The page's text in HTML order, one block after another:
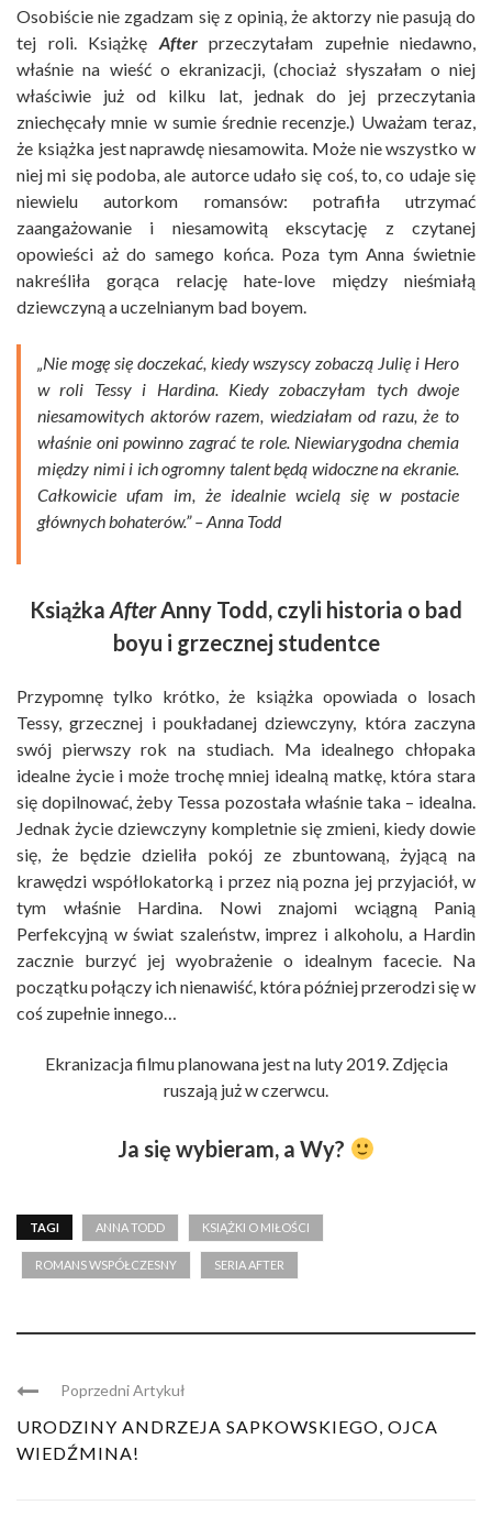
Osobiście nie zgadzam się z opinią, że aktorzy nie pasują do
tej roli. Książkę Afterprzeczytałam zupełnie niedawno,
właśnie na wieść o ekranizacji, (chociaż słyszałam o niej
właściwie już od kilku lat, jednak do jej przeczytania
zniechęcały mnie w sumie średnie recenzje.) Uważam teraz,
że książka jest naprawdę niesamowita. Może nie wszystko w
niej mi się podoba, ale autorce udało się coś, to, co udaje się
niewielu autorkom romansów: potrafiła utrzymać
zaangażowanie i niesamowitą ekscytację z czytanej
opowieści aż do samego końca. Poza tym Anna świetnie
nakreśliła gorąca relację hate-love między nieśmiałą
dziewczyną a uczelnianym bad boyem.
„Nie mogę się doczekać, kiedy wszyscy zobaczą Julię i Hero
w roli Tessy i Hardina. Kiedy zobaczyłam tych dwoje
niesamowitych aktorów razem, wiedziałam od razu, że to
właśnie oni powinno zagrać te role. Niewiarygodna chemia
między nimi i ich ogromny talent będą widoczne na ekranie.
Całkowicie ufam im, że idealnie wcielą się w postacie
głównych bohaterów.” – Anna Todd
Książka AfterAnny Todd, czyli historia o bad
boyu i grzecznej studentce
Przypomnę tylko krótko, że książka opowiada o losach
Tessy, grzecznej i poukładanej dziewczyny, która zaczyna
swój pierwszy rok na studiach. Ma idealnego chłopaka
idealne życie i może trochę mniej idealną matkę, która stara
się dopilnować, żeby Tessa pozostała właśnie taka – idealna.
Jednak życie dziewczyny kompletnie się zmieni, kiedy dowie
się, że będzie dzieliła pokój ze zbuntowaną, żyjącą na
krawędzi współlokatorką i przez nią pozna jej przyjaciół, w
tym właśnie Hardina. Nowi znajomi wciągną Panią
Perfekcyjną w świat szaleństw, imprez i alkoholu, a Hardin
zacznie burzyć jej wyobrażenie o idealnym facecie. Na
początku połączy ich nienawiść, która później przerodzi się w
coś zupełnie innego…
Ekranizacja filmu planowana jest na luty 2019. Zdjęcia
ruszają już w czerwcu.
Ja się wybieram, a Wy?
TAGI ANNA TODD KSIĄŻKI O MIŁOŚCI
ROMANS WSPÓŁCZESNY SERIA AFTER
Poprzedni Artykuł
URODZINY ANDRZEJA SAPKOWSKIEGO, OJCA
WIEDŹMINA!